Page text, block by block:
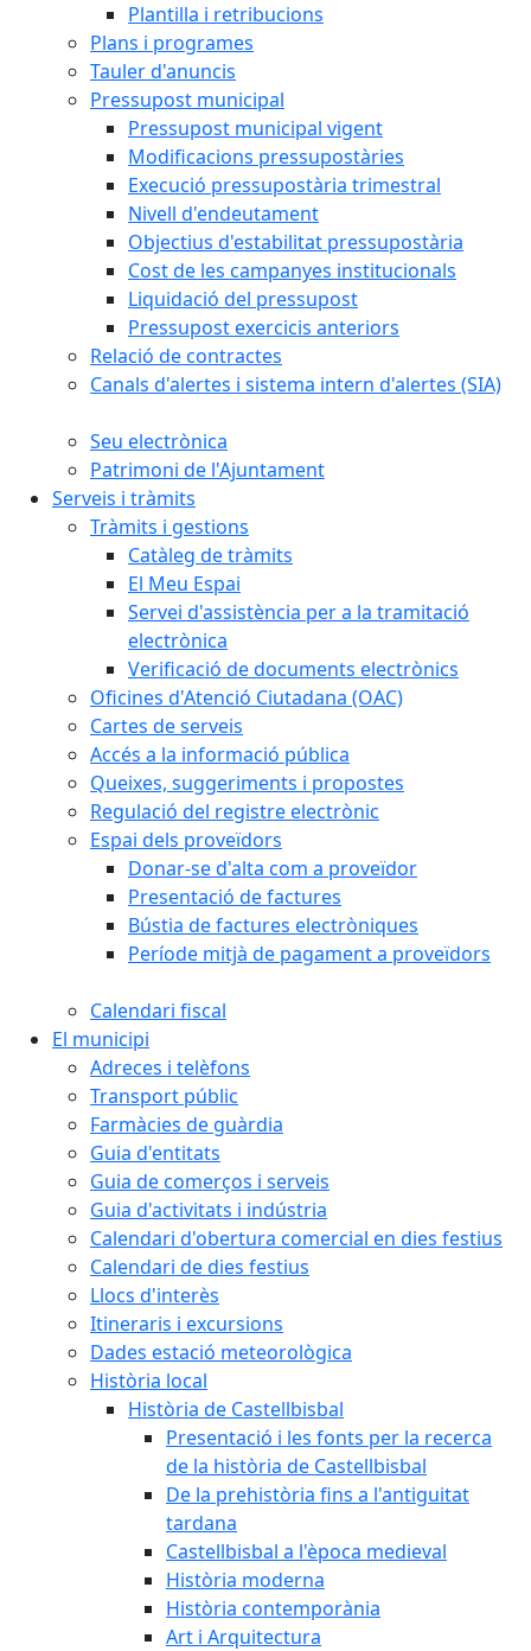
Plantilla i retribucions
Plans i programes
Tauler d'anuncis
Pressupost municipal
Pressupost municipal vigent
Modificacions pressupostàries
Execució pressupostària trimestral
Nivell d'endeutament
Objectius d'estabilitat pressupostària
Cost de les campanyes institucionals
Liquidació del pressupost
Pressupost exercicis anteriors
Relació de contractes
Canals d'alertes i sistema intern d'alertes (SIA)
Seu electrònica
Patrimoni de l'Ajuntament
Serveis i tràmits
Tràmits i gestions
Catàleg de tràmits
El Meu Espai
Servei d'assistència per a la tramitació
electrònica
Verificació de documents electrònics
Oficines d'Atenció Ciutadana (OAC)
Cartes de serveis
Accés a la informació pública
Queixes, suggeriments i propostes
Regulació del registre electrònic
Espai dels proveïdors
Donar-se d'alta com a proveïdor
Presentació de factures
Bústia de factures electròniques
Període mitjà de pagament a proveïdors
Calendari fiscal
El municipi
Adreces i telèfons
Transport públic
Farmàcies de guàrdia
Guia d'entitats
Guia de comerços i serveis
Guia d'activitats i indústria
Calendari d'obertura comercial en dies festius
Calendari de dies festius
Llocs d'interès
Itineraris i excursions
Dades estació meteorològica
Història local
Història de Castellbisbal
Presentació i les fonts per la recerca
de la història de Castellbisbal
De la prehistòria fins a l'antiguitat
tardana
Castellbisbal a l'època medieval
Història moderna
Història contemporània
Art i Arquitectura